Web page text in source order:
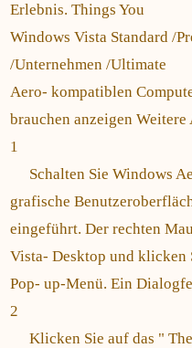
Erlebnis. Things You
Windows Vista Standard /
/Unternehmen /Ultimate
Aero- kompatiblen
brauchen anzeigen Weitere
1
Schalten Sie Windows
grafische
eingeführt. Der rechten
Vista- Desktop und klicken
Pop- up-Menü. Ein
2
Klicken Sie auf das "